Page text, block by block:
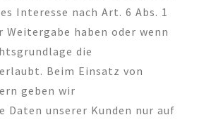
Interesse nach Art. 6 Abs. 1
Weitergabe haben oder wenn
die
Beim Einsatz von
geben wir
Daten unserer Kunden nur auf